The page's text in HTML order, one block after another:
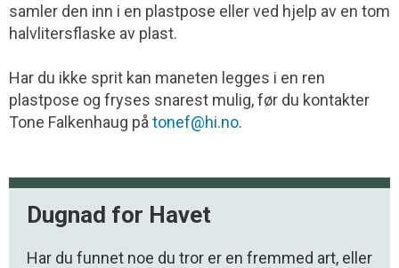
samler den inn i en plastpose eller ved hjelp av en tom
halvlitersflaske av plast.
Har du ikke sprit kan maneten legges i en ren
plastpose og fryses snarest mulig, før du kontakter
Tone Falkenhaug på tonef@hi.no.
Dugnad for Havet
Har du funnet noe du tror er en fremmed art, eller